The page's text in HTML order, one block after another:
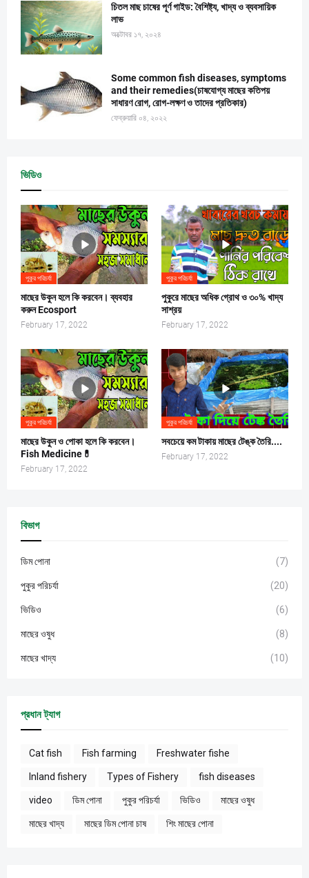
চিতল মাছ চাষের পূর্ণ গাইড: বৈশিষ্ট্য, খাদ্য ও ব্যবসায়িক
লাভ
অক্টোবর ১৭, ২০২৪
Some common fish diseases, symptoms
and their remedies(চাষযোগ্য মাছের কতিপয়
সাধারণ রোগ, রোগ-লক্ষণ ও তাদের প্রতিকার)
ফেব্রুয়ারি ০৪, ২০২২
ভিডিও
পুকুর পরিচর্যা
মাছের উকুন হলে কি করবেন। ব্যবহার
করুন Ecosport
February 17, 2022
পুকুর পরিচর্যা
পুকুরে মাছের অধিক গ্রোথ ও ৩০% খাদ্য
সাশ্রয়
February 17, 2022
পুকুর পরিচর্যা
মাছের উকুন ও পোকা হলে কি করবেন।
Fish Medicine💊
February 17, 2022
পুকুর পরিচর্যা
সবচেয়ে কম টাকায় মাছের টেঙ্ক তৈরি....
February 17, 2022
বিভাগ
ডিম পোনা (7)
পুকুর পরিচর্যা (20)
ভিডিও (6)
মাছের ওষুধ (8)
মাছের খাদ্য (10)
প্রধান ট্যাগ
Cat fish Fish farming Freshwater fishe
Inland fishery Types of Fishery fish diseases
video ডিম পোনা পুকুর পরিচর্যা ভিডিও মাছের ওষুধ
মাছের খাদ্য মাছের ডিম পোনা চাষ শিং মাছের পোনা